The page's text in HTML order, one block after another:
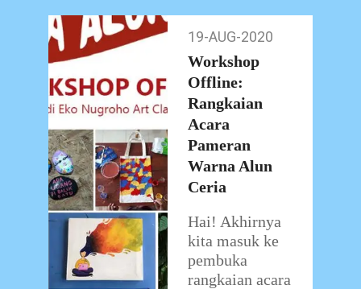
media daring,
semangat untuk
tetap
terinspirasi dari
situasi
19-
Aug-
2020
19-AUG-2020
Workshop
Offline:
Rangkaian
Acara
Pameran
Warna Alun
Ceria
Hai! Akhirnya
kita masuk ke
pembuka
rangkaian acara